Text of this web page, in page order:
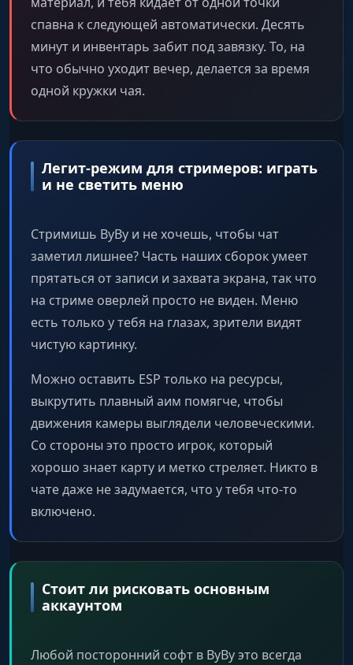
спавна к следующей автоматически. Десять
минут и инвентарь забит под завязку. То, на
что обычно уходит вечер, делается за время
одной кружки чая.
Легит-режим для стримеров: играть
и не светить меню
Стримишь ВуВу и не хочешь, чтобы чат
заметил лишнее? Часть наших сборок умеет
прятаться от записи и захвата экрана, так что
на стриме оверлей просто не виден. Меню
есть только у тебя на глазах, зрители видят
чистую картинку.
Можно оставить ESP только на ресурсы,
выкрутить плавный аим помягче, чтобы
движения камеры выглядели человеческими.
Со стороны это просто игрок, который
хорошо знает карту и метко стреляет. Никто в
чате даже не задумается, что у тебя что-то
включено.
Стоит ли рисковать основным
аккаунтом
Любой посторонний софт в ВуВу это всегда